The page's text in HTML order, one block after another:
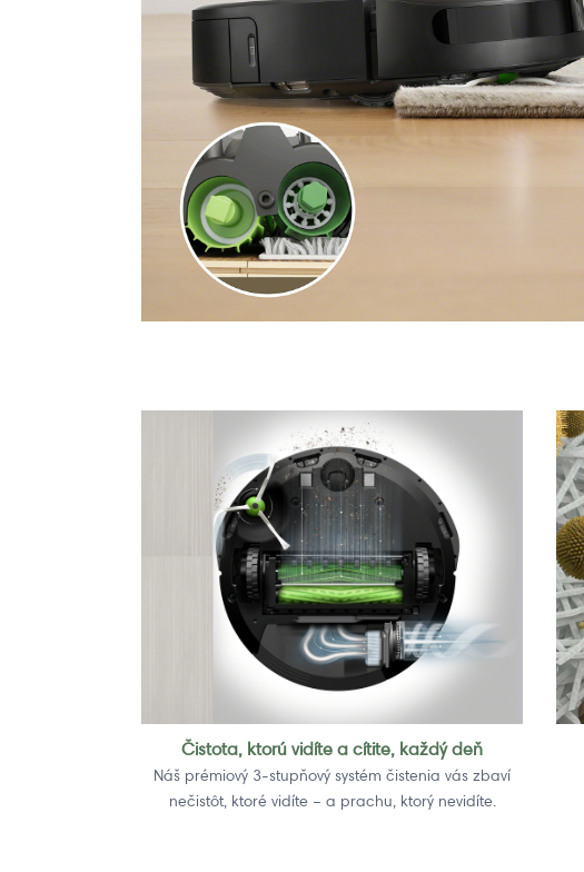
Čistota, ktorú vidíte a cítite, každý deň
Náš prémiový 3-stupňový systém čistenia vás zbaví
nečistôt, ktoré vidíte – a prachu, ktorý nevidíte.